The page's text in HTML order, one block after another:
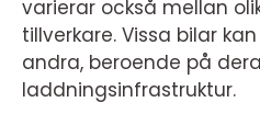
varierar också mellan
tillverkare. Vissa bilar
andra, beroende på
laddningsinfrastruktur.